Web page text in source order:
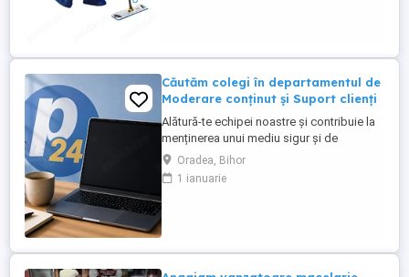
Căutăm colegi în departamentul de
Moderare conținut și Suport clienți
Alătură-te echipei noastre și contribuie la
menținerea unui mediu sigur și de
încredere pe platformele noastre de
anunțuri din România, Germania și
Ungaria. În funcție de experiența și
Oradea, Bihor
1 ianuarie